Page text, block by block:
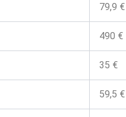
79,9 €
490 €
35 €
59,5 €